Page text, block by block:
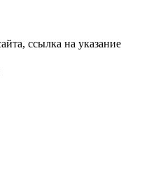
ссылка на указание